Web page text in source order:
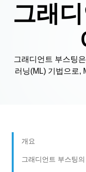
그래
그래디언트 부스팅
러닝(ML) 기법으로,
개요
그래디언트 부스팅의